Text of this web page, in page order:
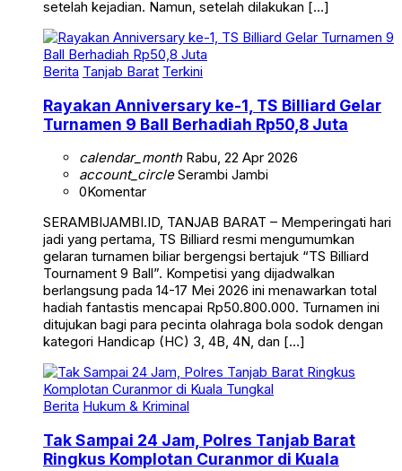
Berita Tanjab Barat Terkini
Turnamen 9 Ball Berhadiah Rp50,8 Juta
account_circleSerambi Jambi
0Komentar
jadi yang pertama, TS Billiard resmi mengumumkan
gelaran turnamen biliar bergengsi bertajuk “TS Billiard
Tournament 9 Ball”. Kompetisi yang dijadwalkan
berlangsung pada 14-17 Mei 2026 ini menawarkan total
hadiah fantastis mencapai Rp50.800.000. Turnamen ini
ditujukan bagi para pecinta olahraga bola sodok dengan
kategori Handicap (HC) 3, 4B, 4N, dan […]
Berita Hukum & Kriminal
Ringkus Komplotan Curanmor di Kuala
Tungkal